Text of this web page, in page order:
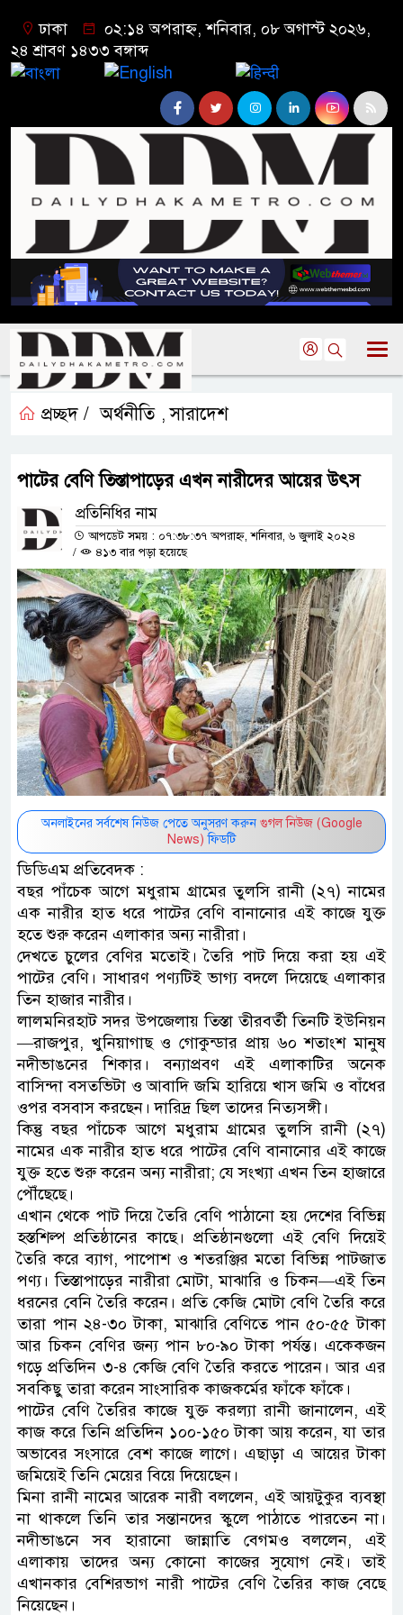
ঢাকা
০২:১৪ অপরাহ্ন, শনিবার, ০৮ অগাস্ট ২০২৬,
২৪ শ্রাবণ ১৪৩৩ বঙ্গাব্দ
প্রচ্ছদ / অর্থনীতি ,সারাদেশ
পাটের বেণি তিস্তাপাড়ের এখন নারীদের আয়ের উৎস
প্রতিনিধির নাম
আপডেট সময় : ০৭:৩৮:৩৭ অপরাহ্ন, শনিবার, ৬ জুলাই ২০২৪
/
৪১৩ বার পড়া হয়েছে
অনলাইনের সর্বশেষ নিউজ পেতে অনুসরণ করুন গুগল নিউজ (Google
News) ফিডটি
ডিডিএম প্রতিবেদক :
বছর পাঁচেক আগে মধুরাম গ্রামের তুলসি রানী (২৭) নামের
এক নারীর হাত ধরে পাটের বেণি বানানোর এই কাজে যুক্ত
হতে শুরু করেন এলাকার অন্য নারীরা।
দেখতে চুলের বেণির মতোই। তৈরি পাট দিয়ে করা হয় এই
পাটের বেণি। সাধারণ পণ্যটিই ভাগ্য বদলে দিয়েছে এলাকার
তিন হাজার নারীর।
লালমনিরহাট সদর উপজেলায় তিস্তা তীরবর্তী তিনটি ইউনিয়ন
—রাজপুর, খুনিয়াগাছ ও গোকুন্ডার প্রায় ৬০ শতাংশ মানুষ
নদীভাঙনের শিকার। বন্যাপ্রবণ এই এলাকাটির অনেক
বাসিন্দা বসতভিটা ও আবাদি জমি হারিয়ে খাস জমি ও বাঁধের
ওপর বসবাস করছেন। দারিদ্র ছিল তাদের নিত্যসঙ্গী।
কিন্তু বছর পাঁচেক আগে মধুরাম গ্রামের তুলসি রানী (২৭)
নামের এক নারীর হাত ধরে পাটের বেণি বানানোর এই কাজে
যুক্ত হতে শুরু করেন অন্য নারীরা; যে সংখ্যা এখন তিন হাজারে
পৌঁছেছে।
এখান থেকে পাট দিয়ে তৈরি বেণি পাঠানো হয় দেশের বিভিন্ন
হস্তশিল্প প্রতিষ্ঠানের কাছে। প্রতিষ্ঠানগুলো এই বেণি দিয়েই
তৈরি করে ব্যাগ, পাপোশ ও শতরঞ্জির মতো বিভিন্ন পাটজাত
পণ্য। তিস্তাপাড়ের নারীরা মোটা, মাঝারি ও চিকন—এই তিন
ধরনের বেনি তৈরি করেন। প্রতি কেজি মোটা বেণি তৈরি করে
তারা পান ২৪-৩০ টাকা, মাঝারি বেণিতে পান ৫০-৫৫ টাকা
আর চিকন বেণির জন্য পান ৮০-৯০ টাকা পর্যন্ত। একেকজন
গড়ে প্রতিদিন ৩-৪ কেজি বেণি তৈরি করতে পারেন। আর এর
সবকিছু তারা করেন সাংসারিক কাজকর্মের ফাঁকে ফাঁকে।
পাটের বেণি তৈরির কাজে যুক্ত করল্যা রানী জানালেন, এই
কাজ করে তিনি প্রতিদিন ১০০-১৫০ টাকা আয় করেন, যা তার
অভাবের সংসারে বেশ কাজে লাগে। এছাড়া এ আয়ের টাকা
জমিয়েই তিনি মেয়ের বিয়ে দিয়েছেন।
মিনা রানী নামের আরেক নারী বললেন, এই আয়টুকুর ব্যবস্থা
না থাকলে তিনি তার সন্তানদের স্কুলে পাঠাতে পারতেন না।
নদীভাঙনে সব হারানো জান্নাতি বেগমও বললেন, এই
এলাকায় তাদের অন্য কোনো কাজের সুযোগ নেই। তাই
এখানকার বেশিরভাগ নারী পাটের বেণি তৈরির কাজ বেছে
নিয়েছেন।